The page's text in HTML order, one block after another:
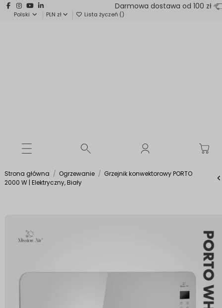
Darmowa dostawa od 100 zł
Polski PLN zł Lista życzeń ()
Strona główna Ogrzewanie
Grzejnik konwektorowy PORTO
2000 W | Elektryczny, Biały